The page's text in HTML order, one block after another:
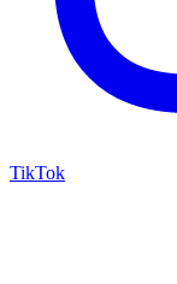
TikTok